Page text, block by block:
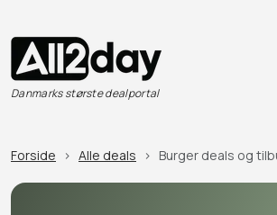
Danmarks største dealportal
Forside Alle deals Burger deals og